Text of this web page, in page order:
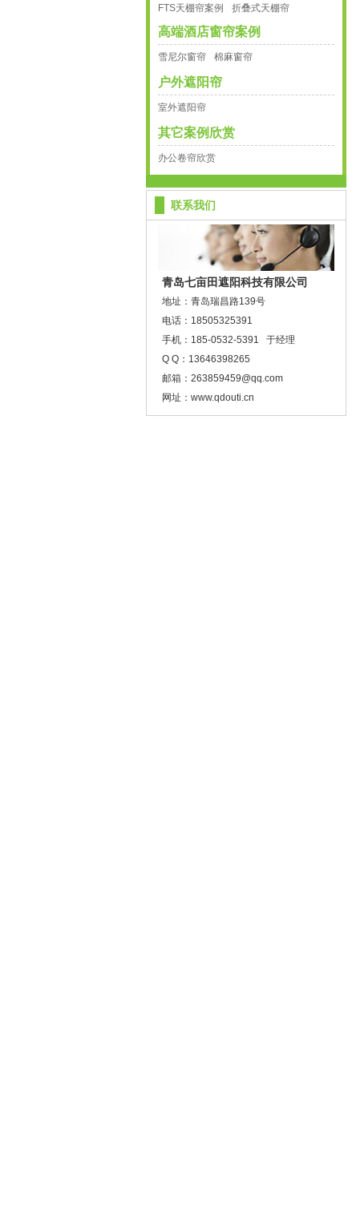
FTS天棚帘案例 折叠式天棚帘
高端酒店窗帘案例
雪尼尔窗帘 棉麻窗帘
户外遮阳帘
室外遮阳帘
其它案例欣赏
办公卷帘欣赏
联系我们
青岛七亩田遮阳科技有限公司
地址：青岛瑞昌路139号
电话： 18505325391
手机： 185-0532-5391 于经理
Q Q：13646398265
邮箱：263859459@qq.com
网址：www.qdouti.cn